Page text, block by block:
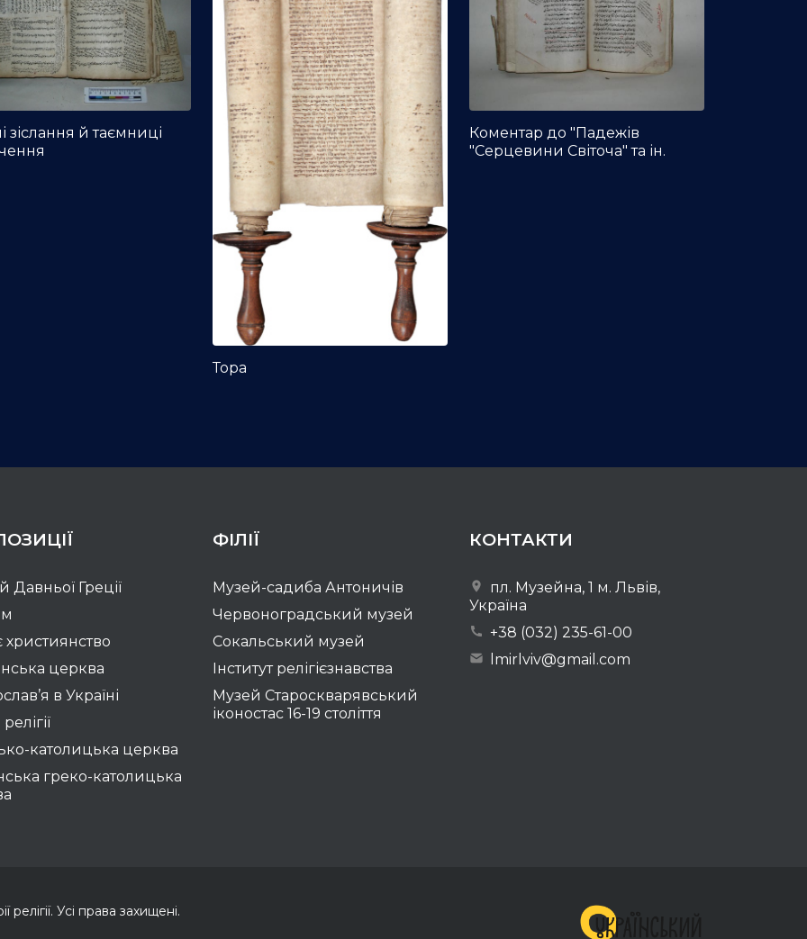
зіслання й таємниці
Тора
Коментар до "Падежів
"Серцевини Світоча" та ін.
Давньої Греції
християнство
церква
в Україні
католицька церква
греко-католицька
ФІЛІЇ
Музей-садиба Антоничів
Червоноградський музей
Сокальський музей
Інститут релігієзнавства
Музей Староскварявський
іконостас 16-19 cтоліття
КОНТАКТИ
пл. Музейна, 1 м. Львів,
Україна
+38 (032) 235-61-00
lmirlviv@gmail.com
релігії. Усі права захищені.